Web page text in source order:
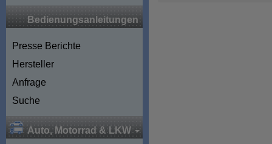
Bedienungsanleitungen
Presse Berichte
Hersteller
Anfrage
Suche
Auto, Motorrad & LKW